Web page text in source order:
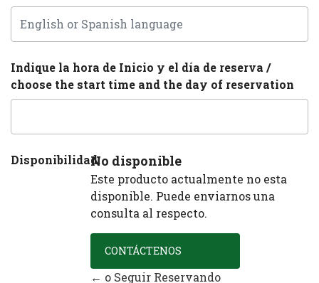
Indique la hora de Inicio y el día de reserva /
choose the start time and the day of reservation
Disponibilidad:No disponible
Este producto actualmente no esta
disponible. Puede enviarnos una
consulta al respecto.
CONTÁCTENOS
← o Seguir Reservando